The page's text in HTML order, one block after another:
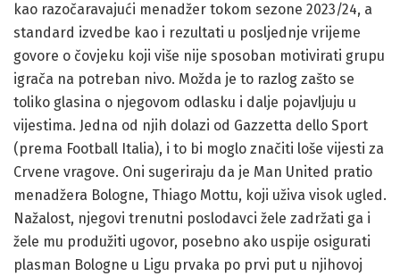
kao razočaravajući menadžer tokom sezone 2023/24, a
standard izvedbe kao i rezultati u posljednje vrijeme
govore o čovjeku koji više nije sposoban motivirati grupu
igrača na potreban nivo. Možda je to razlog zašto se
toliko glasina o njegovom odlasku i dalje pojavljuju u
vijestima. Jedna od njih dolazi od Gazzetta dello Sport
(prema Football Italia), i to bi moglo značiti loše vijesti za
Crvene vragove. Oni sugeriraju da je Man United pratio
menadžera Bologne, Thiago Mottu, koji uživa visok ugled.
Nažalost, njegovi trenutni poslodavci žele zadržati ga i
žele mu produžiti ugovor, posebno ako uspije osigurati
plasman Bologne u Ligu prvaka po prvi put u njihovoj